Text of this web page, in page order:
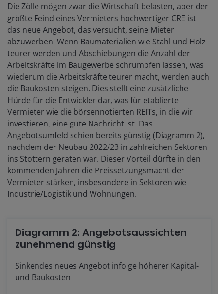
Die Zölle mögen zwar die Wirtschaft belasten, aber der
größte Feind eines Vermieters hochwertiger CRE ist
das neue Angebot, das versucht, seine Mieter
abzuwerben. Wenn Baumaterialien wie Stahl und Holz
teurer werden und Abschiebungen die Anzahl der
Arbeitskräfte im Baugewerbe schrumpfen lassen, was
wiederum die Arbeitskräfte teurer macht, werden auch
die Baukosten steigen. Dies stellt eine zusätzliche
Hürde für die Entwickler dar, was für etablierte
Vermieter wie die börsennotierten REITs, in die wir
investieren, eine gute Nachricht ist. Das
Angebotsumfeld schien bereits günstig (Diagramm 2),
nachdem der Neubau 2022/23 in zahlreichen Sektoren
ins Stottern geraten war. Dieser Vorteil dürfte in den
kommenden Jahren die Preissetzungsmacht der
Vermieter stärken, insbesondere in Sektoren wie
Industrie/Logistik und Wohnungen.
Diagramm 2: Angebotsaussichten
zunehmend günstig
Sinkendes neues Angebot infolge höherer Kapital-
und Baukosten